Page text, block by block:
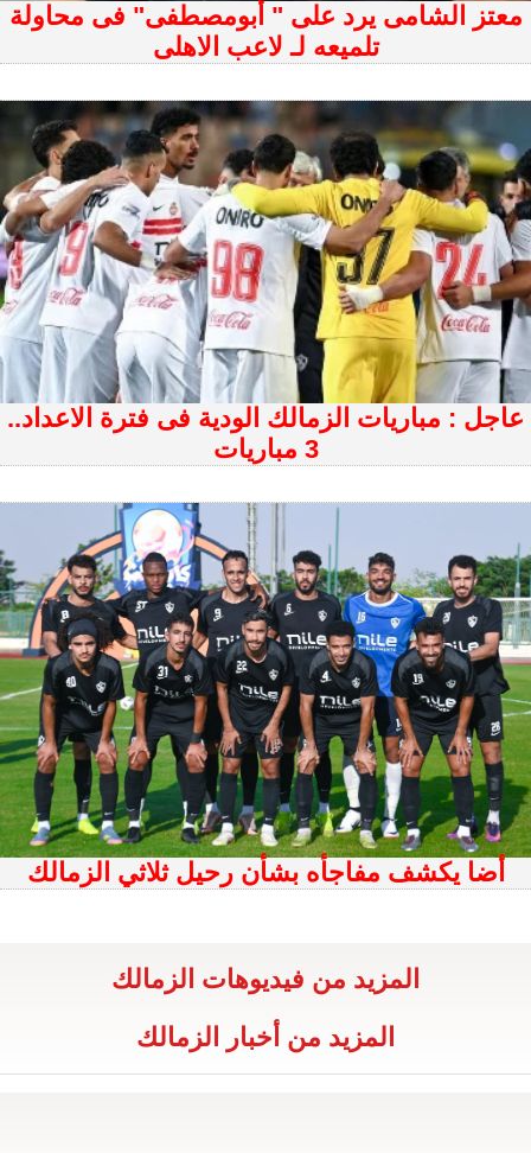
معتز الشامى يرد على " أبومصطفى" فى محاولة
تلميعه لـ لاعب الاهلى
عاجل : مباريات الزمالك الودية فى فترة الاعداد..
3 مباريات
أضا يكشف مفاجأه بشأن رحيل ثلاثي الزمالك
المزيد من فيديوهات الزمالك
المزيد من أخبار الزمالك